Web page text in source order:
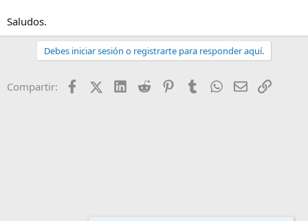
Saludos.
Debes iniciar sesión o registrarte para responder aquí.
Compartir: FacebookX (Twitter)
LinkedIn
Reddit PinterestTumblr WhatsApp
EmailEnlace